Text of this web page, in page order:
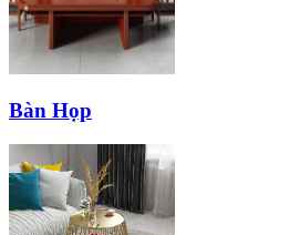
Bàn Họp